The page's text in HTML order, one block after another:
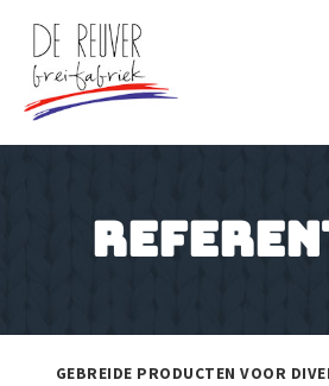
GEBREIDE PRODUCTEN VOOR